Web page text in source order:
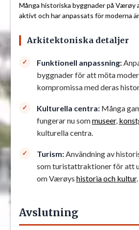
Många historiska byggnader på Værøy
aktivt och har anpassats för moderna
Arkitektoniska detaljer
Funktionell anpassning:
byggnader för att möta
kompromissa med deras
Kulturella centra:Många
fungerar nu sommuseer,
kulturella centra.
Turism:Användning av
som turistattraktioner för att
om Værøys historia och kultur.
Avslutning